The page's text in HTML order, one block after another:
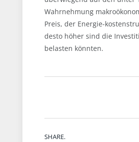
Wahrnehmung
Preis, der Energie-
desto höher sind die
belasten könnten.
SHARE.